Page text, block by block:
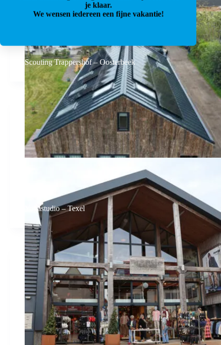
je klaar.
We wensen iedereen een fijne vakantie!
Scouting Trappershof – Oosterbeek
Yogastudio – Texel